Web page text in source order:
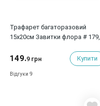
Трафарет багаторазовий
15x20см Завитки флора # 179,
149.9 грн Купити
Відгуки 9